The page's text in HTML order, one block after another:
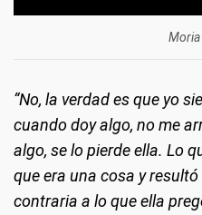
Moria
“No, la verdad es que yo
cuando doy algo, no me
algo, se lo pierde ella. Lo
que era una cosa y
contraria a lo que ella